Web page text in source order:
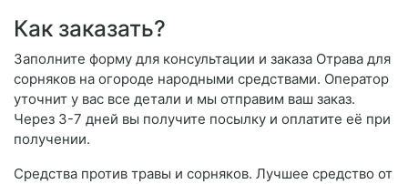
Как заказать?
Заполните форму для консультации и заказа Отрава для
сорняков на огороде народными средствами. Оператор
уточнит у вас все детали и мы отправим ваш заказ.
Через 3-7 дней вы получите посылку и оплатите её при
получении.
Средства против травы и сорняков. Лучшее средство от